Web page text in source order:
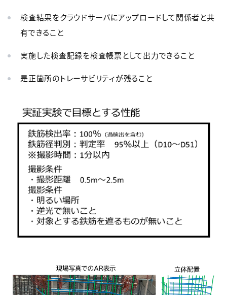
検査結果をクラウドサーバにアップロードして関係者と共
有できること
実施した検査記録を検査帳票として出力できること
是正箇所のトレーサビリティが残ること